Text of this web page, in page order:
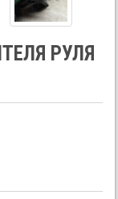
РУЛЯ